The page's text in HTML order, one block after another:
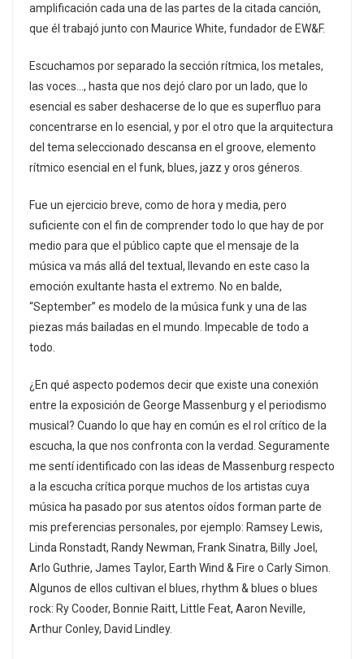
amplificación cada una de las partes de la citada canción,
que él trabajó junto con Maurice White, fundador de EW&F.
Escuchamos por separado la sección rítmica, los metales,
las voces…, hasta que nos dejó claro por un lado, que lo
esencial es saber deshacerse de lo que es superfluo para
concentrarse en lo esencial, y por el otro que la arquitectura
del tema seleccionado descansa en el groove, elemento
rítmico esencial en el funk, blues, jazz y oros géneros.
Fue un ejercicio breve, como de hora y media, pero
suficiente con el fin de comprender todo lo que hay de por
medio para que el público capte que el mensaje de la
música va más allá del textual, llevando en este caso la
emoción exultante hasta el extremo. No en balde,
“September” es modelo de la música funk y una de las
piezas más bailadas en el mundo. Impecable de todo a
todo.
¿En qué aspecto podemos decir que existe una conexión
entre la exposición de George Massenburg y el periodismo
musical? Cuando lo que hay en común es el rol crítico de la
escucha, la que nos confronta con la verdad. Seguramente
me sentí identificado con las ideas de Massenburg respecto
a la escucha crítica porque muchos de los artistas cuya
música ha pasado por sus atentos oídos forman parte de
mis preferencias personales, por ejemplo: Ramsey Lewis,
Linda Ronstadt, Randy Newman, Frank Sinatra, Billy Joel,
Arlo Guthrie, James Taylor, Earth Wind & Fire o Carly Simon.
Algunos de ellos cultivan el blues, rhythm & blues o blues
rock: Ry Cooder, Bonnie Raitt, Little Feat, Aaron Neville,
Arthur Conley, David Lindley.